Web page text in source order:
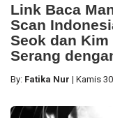
Link Baca
Scan
Seok dan
Serang
By: Fatika Nur | Kamis